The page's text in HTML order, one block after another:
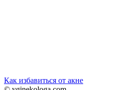
Как избавиться от акне